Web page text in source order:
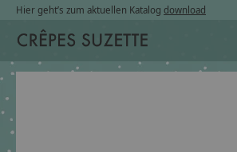
Hier geht’s zum aktuellen Katalog download